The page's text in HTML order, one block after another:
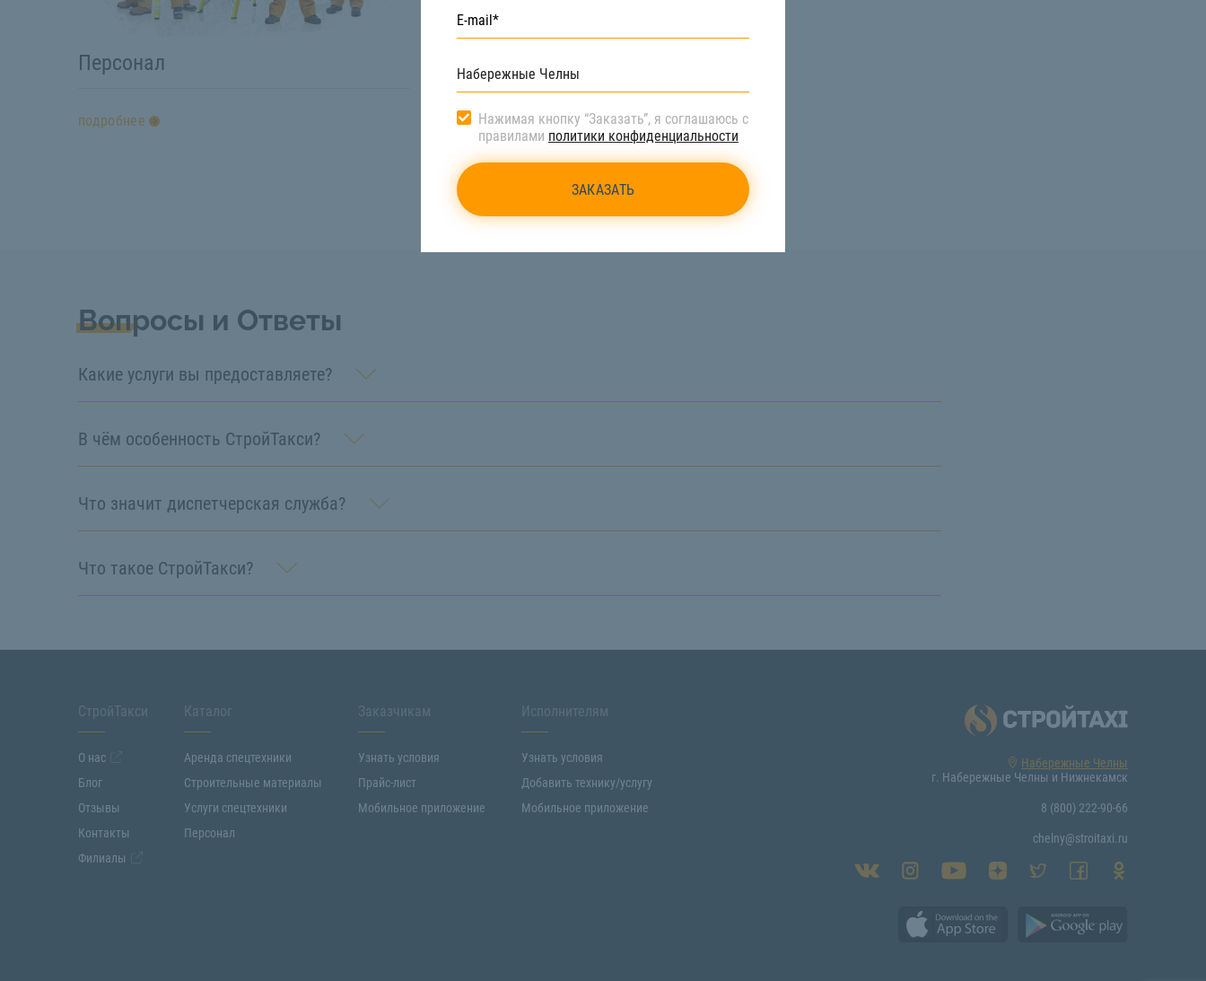
Персонал
подробнее
Вопросы и Ответы
Какие услуги вы предоставляете?
В чём особенность СтройТакси?
Что значит диспетчерская служба?
Что такое СтройТакси?
СтройТакси
О нас
Блог
Отзывы
Контакты
Филиалы
Каталог
Аренда спецтехники
Строительные материалы
Услуги спецтехники
Персонал
Заказчикам
Узнать условия
Прайс-лист
Мобильное приложение
Исполнителям
Узнать условия
Добавить технику/услугу
Мобильное приложение
Набережные Челны
г. Набережные Челны и Нижнекамск
8 (800) 222-90-66
chelny@stroitaxi.ru
Нажимая кнопку “Заказать”, я соглашаюсь с
правилами политики конфиденциальности